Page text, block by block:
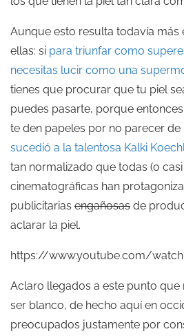
Aunque esto resulta todavía más
ellas: si para triunfar como
necesitas lucir como una
tienes que procurar que tu piel
puedes pasarte, porque
te den papeles por no parecer de
sucedió a la talentosa Kalki
tan normalizado que todas (o
cinematográficas han
publicitarias engañosas de
aclarar la piel.
https://www.youtube.com/
Aclaro llegados a este punto que
ser blanco, de hecho aquí en
preocupados justamente por